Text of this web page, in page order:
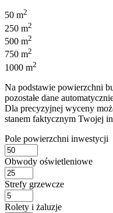
50 m2
250 m2
500 m2
750 m2
1000 m2
Na podstawie powierzchni
pozostałe dane
Dla precyzyjnej wyceny
stanem faktycznym Twojej
Pole powierzchni inwestycji
Obwody oświetleniowe
Strefy grzewcze
Rolety i żaluzje